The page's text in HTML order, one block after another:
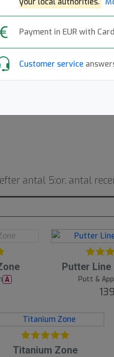
Payment in EUR with
Customer service
antal 5:or, antal
A
Putter
Putt &
Titanium Zone